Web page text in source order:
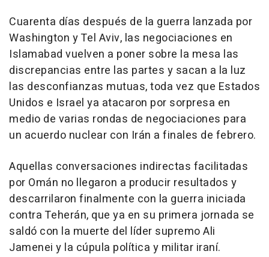
Cuarenta días después de la guerra lanzada por
Washington y Tel Aviv, las negociaciones en
Islamabad vuelven a poner sobre la mesa las
discrepancias entre las partes y sacan a la luz
las desconfianzas mutuas, toda vez que Estados
Unidos e Israel ya atacaron por sorpresa en
medio de varias rondas de negociaciones para
un acuerdo nuclear con Irán a finales de febrero.
Aquellas conversaciones indirectas facilitadas
por Omán no llegaron a producir resultados y
descarrilaron finalmente con la guerra iniciada
contra Teherán, que ya en su primera jornada se
saldó con la muerte del líder supremo Ali
Jamenei y la cúpula política y militar iraní.